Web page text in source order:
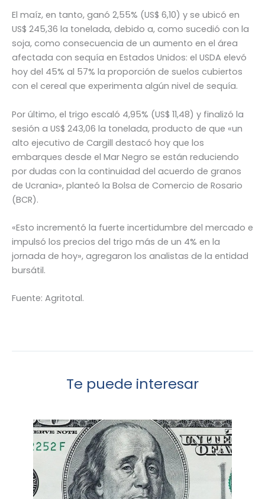
El maíz, en tanto, ganó 2,55% (US$ 6,10) y se ubicó en
US$ 245,36 la tonelada, debido a, como sucedió con la
soja, como consecuencia de un aumento en el área
afectada con sequía en Estados Unidos: el USDA elevó
hoy del 45% al 57% la proporción de suelos cubiertos
con el cereal que experimenta algún nivel de sequía.
Por último, el trigo escaló 4,95% (US$ 11,48) y finalizó la
sesión a US$ 243,06 la tonelada, producto de que «un
alto ejecutivo de Cargill destacó hoy que los
embarques desde el Mar Negro se están reduciendo
por dudas con la continuidad del acuerdo de granos
de Ucrania», planteó la Bolsa de Comercio de Rosario
(BCR).
«Esto incrementó la fuerte incertidumbre del mercado e
impulsó los precios del trigo más de un 4% en la
jornada de hoy», agregaron los analistas de la entidad
bursátil.
Fuente: Agritotal.
Te puede interesar